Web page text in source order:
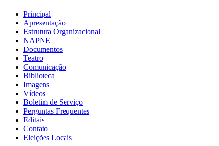
Principal
Apresentação
Estrutura Organizacional
NAPNE
Documentos
Teatro
Comunicação
Biblioteca
Imagens
Vídeos
Boletim de Serviço
Perguntas Frequentes
Editais
Contato
Eleições Locais